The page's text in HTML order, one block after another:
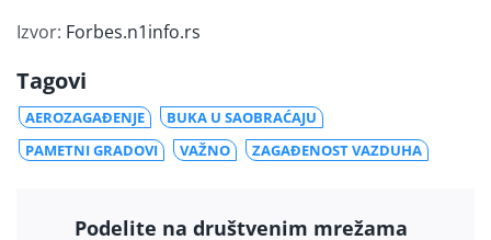
Izvor: Forbes.n1info.rs
Tagovi
AEROZAGAĐENJE
BUKA U SAOBRAĆAJU
PAMETNI GRADOVI
VAŽNO ZAGAĐENOST VAZDUHA
Podelite na društvenim mrežama